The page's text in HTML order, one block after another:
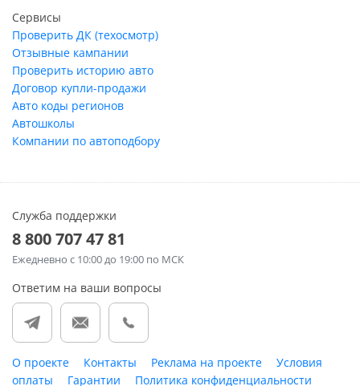
Сервисы
Проверить ДК (техосмотр)
Отзывные кампании
Проверить историю авто
Договор купли-продажи
Авто коды регионов
Автошколы
Компании по автоподбору
Служба поддержки
8 800 707 47 81
Ежедневно с 10:00 до 19:00 по МСК
Ответим на ваши вопросы
О проекте Контакты Реклама на проекте
Условия
оплаты
Гарантии Политика конфиденциальности